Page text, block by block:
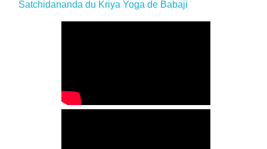
Satchidananda du Kriya Yoga de Babaji